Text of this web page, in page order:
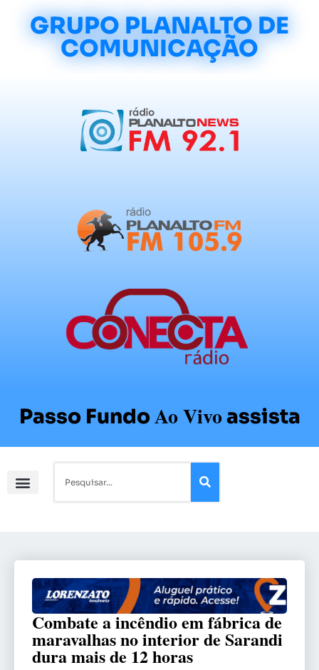
GRUPO PLANALTO DE
COMUNICAÇÃO
Passo FundoAo Vivoassista
Combate a incêndio em fábrica de
maravalhas no interior de Sarandi
dura mais de 12 horas